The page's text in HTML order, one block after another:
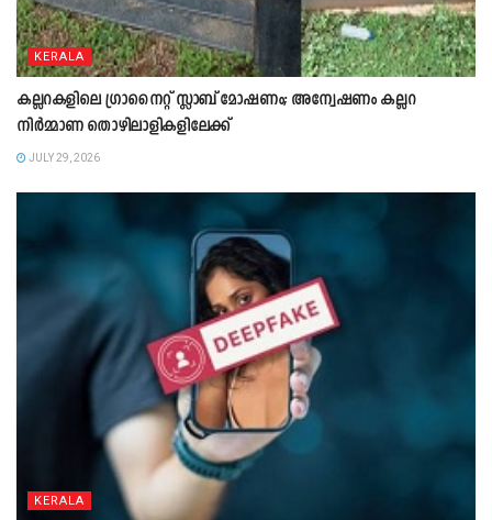
KERALA
കല്ലറകളിലെ ഗ്രാനൈറ്റ് സ്ലാബ് മോഷണം; അന്വേഷണം കല്ലറ
നിർമ്മാണ തൊഴിലാളികളിലേക്ക്
JULY 29, 2026
KERALA